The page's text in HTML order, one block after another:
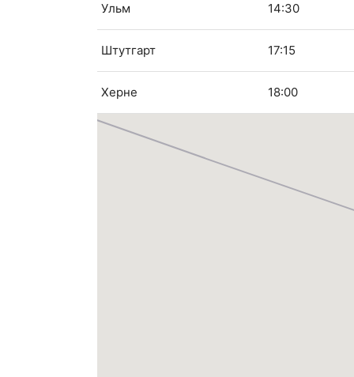
Ульм 14:30
Штутгарт 17:15
Херне 18:00